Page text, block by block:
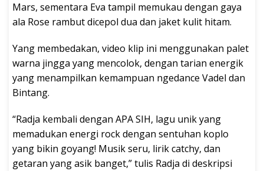
Mars, sementara Eva tampil memukau dengan gaya
ala Rose rambut dicepol dua dan jaket kulit hitam.
Yang membedakan, video klip ini menggunakan palet
warna jingga yang mencolok, dengan tarian energik
yang menampilkan kemampuan ngedance Vadel dan
Bintang.
“Radja kembali dengan APA SIH, lagu unik yang
memadukan energi rock dengan sentuhan koplo
yang bikin goyang! Musik seru, lirik catchy, dan
getaran yang asik banget,” tulis Radja di deskripsi